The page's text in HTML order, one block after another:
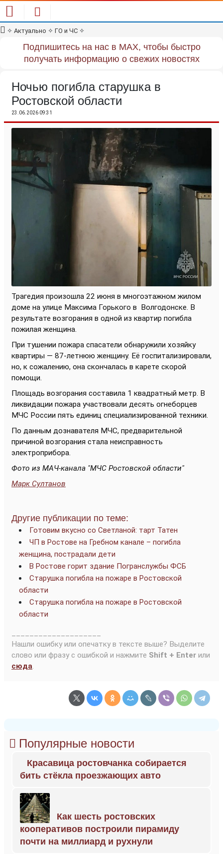
✧ Актуально ✧ ГО и ЧС ✧
Подпишитесь на нас в MAX, чтобы быстро
получать информацию о свежих новостях
Ночью погибла старушка в
Ростовской области
23.06.2026 09:31
Трагедия произошла 22 июня в многоэтажном жилом
доме на улице Максима Горького в Волгодонске. В
результате возгорания в одной из квартир погибла
пожилая женщина.
При тушении пожара спасатели обнаружили хозяйку
квартиры — 87-летнюю женщину. Её госпитализировали,
но, к сожалению, она скончалась в карете скорой
помощи.
Площадь возгорания составила 1 квадратный метр. В
ликвидации пожара участвовали десять огнеборцев
МЧС России пять единиц специализированной техники.
По данным дознавателя МЧС, предварительной
причиной возгорания стала неисправность
электроприбора.
Фото из МАЧ-канала "МЧС Ростовской области"
Марк Султанов
Другие публикации по теме:
Готовим вкусно со Светланой: тарт Татен
ЧП в Ростове на Гребном канале – погибла
женщина, пострадали дети
В Ростове горит здание Погранслужбы ФСБ
Старушка погибла на пожаре в Ростовской
области
Старушка погибла на пожаре в Ростовской
области
Нашли ошибку или опечатку в тексте выше? Выделите
слово или фразу с ошибкой и нажмите Shift + Enter или
сюда
Популярные новости
Красавица ростовчанка собирается
бить стёкла проезжающих авто
Как шесть ростовских
кооперативов построили пирамиду
почти на миллиард и рухнули